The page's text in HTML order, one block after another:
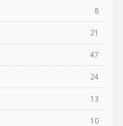
8
21
47
24
13
10